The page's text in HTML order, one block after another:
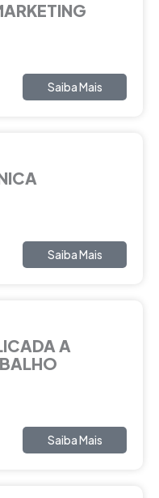
Saiba Mais
Saiba Mais
A
Saiba Mais